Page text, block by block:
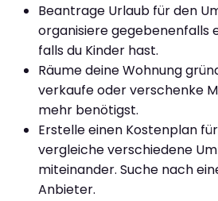
Beantrage Urlaub für den
organisiere gegebenenfalls
falls du Kinder hast.
Räume deine Wohnung
verkaufe oder verschenke
mehr benötigst.
Erstelle einen Kostenplan
vergleiche verschiedene
miteinander. Suche nach
Anbieter.